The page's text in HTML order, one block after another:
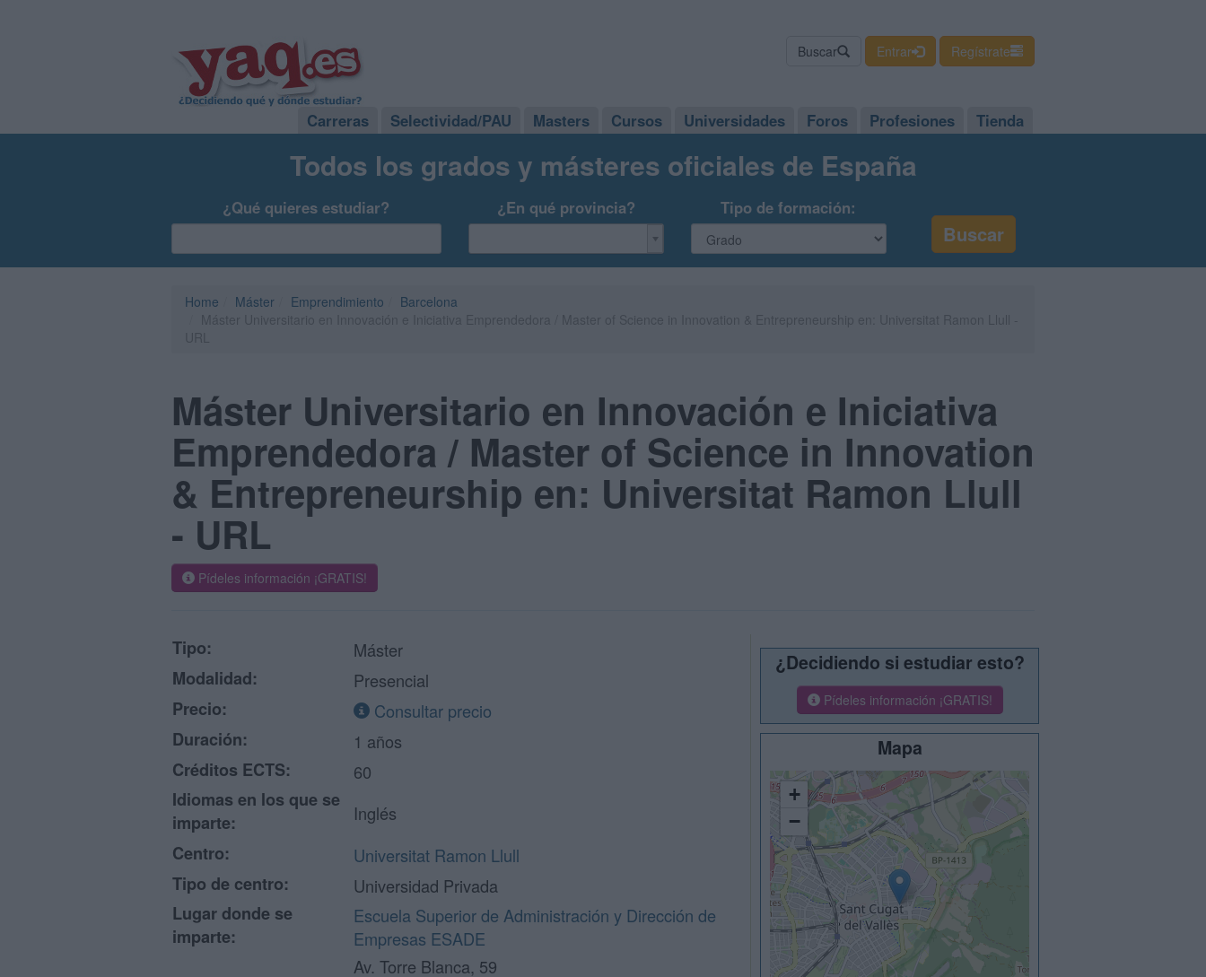
Buscar Entrar Regístrate
Carreras Selectividad/PAU Masters Cursos Universidades Foros Profesiones Tienda
Todos los grados y másteres oficiales de España
¿Qué quieres estudiar? ¿En qué provincia? Tipo de formación:
Home Máster Emprendimiento
Barcelona
Máster Universitario en Innovación e Iniciativa
Emprendedora / Master of Science in Innovation
& Entrepreneurship en: Universitat Ramon Llull
- URL
Pídeles información ¡GRATIS!
Tipo:
Máster
Modalidad:
Presencial
Precio:
Consultar precio
Duración:
1 años
Créditos ECTS:
60
Idiomas en los que se
imparte:
Inglés
Centro:
Universitat Ramon Llull
Tipo de centro:
Universidad Privada
Lugar donde se
imparte:
Escuela Superior de Administración y Dirección de
Empresas ESADE
Av. Torre Blanca, 59
¿Decidiendo si estudiar esto?
Pídeles información ¡GRATIS!
Mapa
+
−